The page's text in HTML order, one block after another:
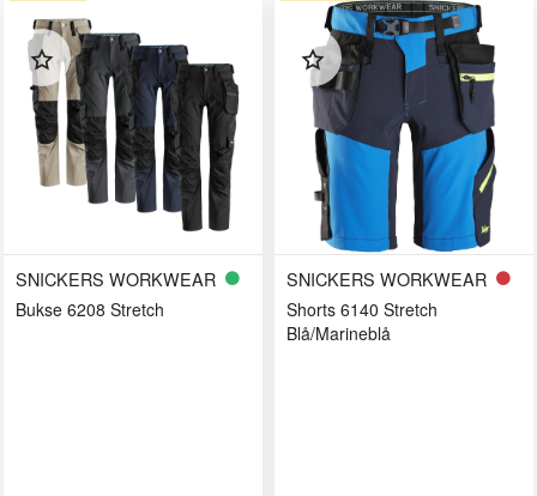
SNICKERS WORKWEAR
Bukse 6208 Stretch
SNICKERS WORKWEAR
Shorts 6140 Stretch
Blå/Marineblå